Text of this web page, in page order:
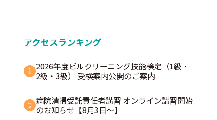
アクセスランキング
1 2026年度ビルクリーニング技能検定（1級・
2級・3級） 受検案内公開のご案内
2 病院清掃受託責任者講習 オンライン講習開始
のお知らせ【8月3日～】